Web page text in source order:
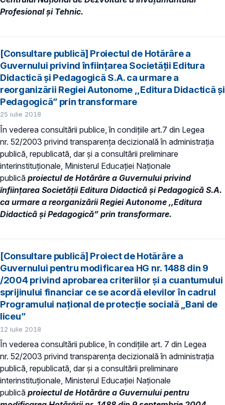
Profesional şi Tehnic.
[Consultare publică] Proiectul de Hotărâre a
Guvernului privind înființarea Societății Editura
Didactică și Pedagogică S.A. ca urmare a
reorganizării Regiei Autonome ,,Editura Didactică și
Pedagogică” prin transformare
25 iulie 2018
În vederea consultării publice, în condiţiile art.7 din Legea
nr. 52/2003 privind transparenţa decizională în administraţia
publică, republicată, dar și a consultării preliminare
interinstituționale, Ministerul Educaţiei Naţionale
publică proiectul de Hotărâre a Guvernului privind
înființarea Societății Editura Didactică și Pedagogică S.A.
ca urmare a reorganizării Regiei Autonome ,,Editura
Didactică și Pedagogică” prin transformare.
[Consultare publică] Proiect de Hotărâre a
Guvernului pentru modificarea HG nr. 1488 din 9
/2004 privind aprobarea criteriilor şi a cuantumului
sprijinului financiar ce se acordă elevilor în cadrul
Programului naţional de protecţie socială „Bani de
liceu”
12 iulie 2018
În vederea consultării publice, în condiţiile art. 7 din Legea
nr. 52/2003 privind transparenţa decizională în administraţia
publică, republicată, dar și a consultării preliminare
interinstituționale, Ministerul Educaţiei Naţionale
publică proiectul de Hotărâre a Guvernului pentru